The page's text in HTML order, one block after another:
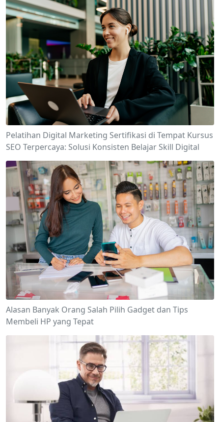
Pelatihan Digital Marketing Sertifikasi di Tempat Kursus
SEO Terpercaya: Solusi Konsisten Belajar Skill Digital
Alasan Banyak Orang Salah Pilih Gadget dan Tips
Membeli HP yang Tepat